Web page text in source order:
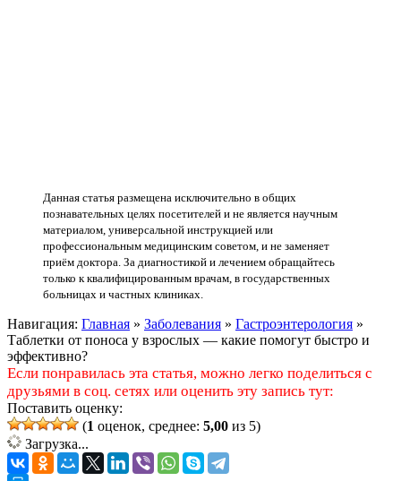
Данная статья размещена исключительно в общих
познавательных целях посетителей и не является научным
материалом, универсальной инструкцией или
профессиональным медицинским советом, и не заменяет
приём доктора. За диагностикой и лечением обращайтесь
только к квалифицированным врачам, в государственных
больницах и частных клиниках.
Навигация: Главная » Заболевания » Гастроэнтерология »
Таблетки от поноса у взрослых — какие помогут быстро и
эффективно?
Если понравилась эта статья, можно легко поделиться с
друзьями в соц. сетях или оценить эту запись тут:
Поставить оценку:
(1 оценок, среднее: 5,00 из 5)
Загрузка...